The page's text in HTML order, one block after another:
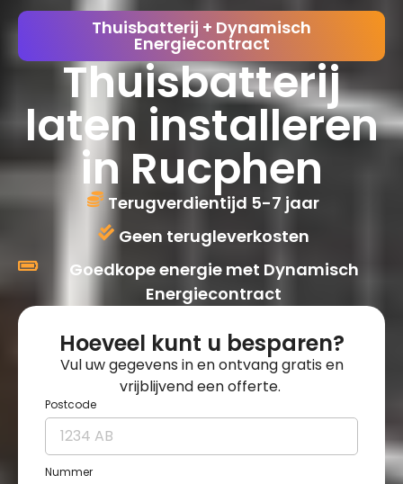
Thuisbatterij + Dynamisch
Energiecontract
Thuisbatterij
laten installeren
in Rucphen
Terugverdientijd 5-7 jaar
Geen terugleverkosten
Goedkope energie met Dynamisch
Energiecontract
Hoeveel kunt u besparen?
Vul uw gegevens in en ontvang gratis en
vrijblijvend een offerte.
Postcode
Nummer